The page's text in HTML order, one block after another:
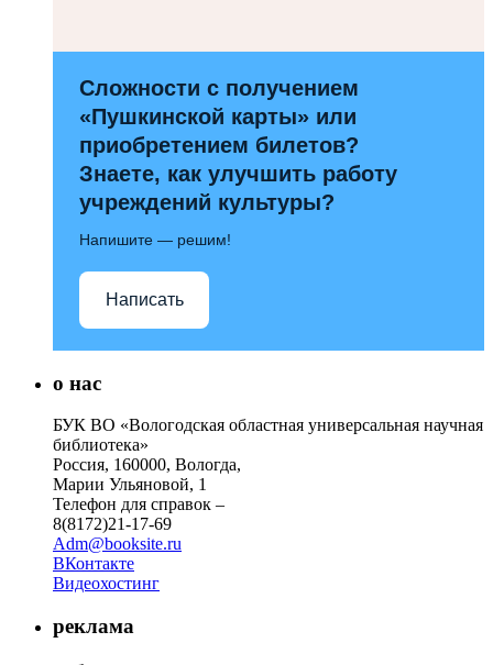
Сложности с получением
«Пушкинской карты» или
приобретением билетов?
Знаете, как улучшить работу
учреждений культуры?
Напишите — решим!
Написать
о нас
БУК ВО «Вологодская областная универсальная научная
библиотека»
Россия, 160000, Вологда,
Марии Ульяновой, 1
Телефон для справок –
8(8172)21-17-69
Adm@booksite.ru
ВКонтакте
Видеохостинг
реклама